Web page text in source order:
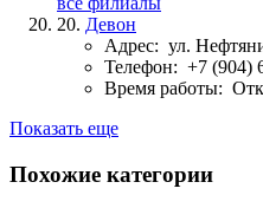
20. Девон
Адрес: ул.
Телефон: +7 (904)
Время работы:
Показать еще
Похожие категории